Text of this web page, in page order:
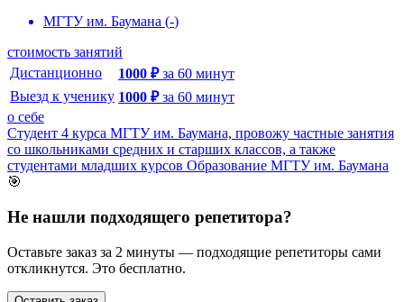
МГТУ им. Баумана (-)
стоимость занятий
Дистанционно
1000 ₽ за 60 минут
Выезд к ученику 1000 ₽ за 60 минут
о себе
Студент 4 курса МГТУ им. Баумана, провожу частные занятия
со школьниками средних и старших классов, а также
студентами младших курсов Образование МГТУ им. Баумана
🎯
Не нашли подходящего репетитора?
Оставьте заказ за 2 минуты — подходящие репетиторы сами
откликнутся. Это бесплатно.